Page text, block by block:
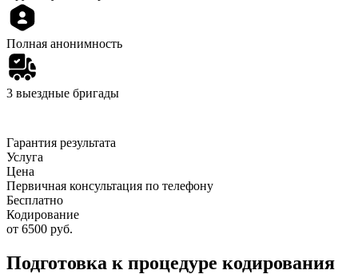
Полная анонимность
3 выездные бригады
Гарантия результата
Услуга
Цена
Первичная консультация по телефону
Бесплатно
Кодирование
от 6500 руб.
Подготовка к процедуре кодирования